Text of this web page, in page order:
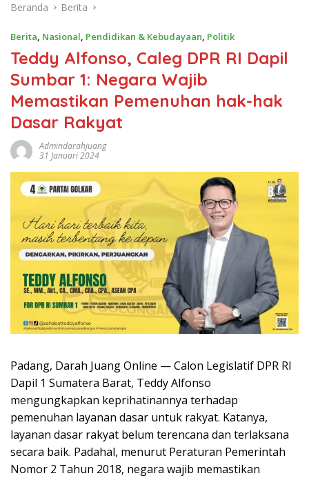
Beranda Berita
Berita, Nasional, Pendidikan & Kebudayaan, Politik
Teddy Alfonso, Caleg DPR RI Dapil
Sumbar 1: Negara Wajib
Memastikan Pemenuhan hak-hak
Dasar Rakyat
Admindarahjuang
31 Januari 2024
Padang, Darah Juang Online — Calon Legislatif DPR RI
Dapil 1 Sumatera Barat, Teddy Alfonso
mengungkapkan keprihatinannya terhadap
pemenuhan layanan dasar untuk rakyat. Katanya,
layanan dasar rakyat belum terencana dan terlaksana
secara baik. Padahal, menurut Peraturan Pemerintah
Nomor 2 Tahun 2018, negara wajib memastikan